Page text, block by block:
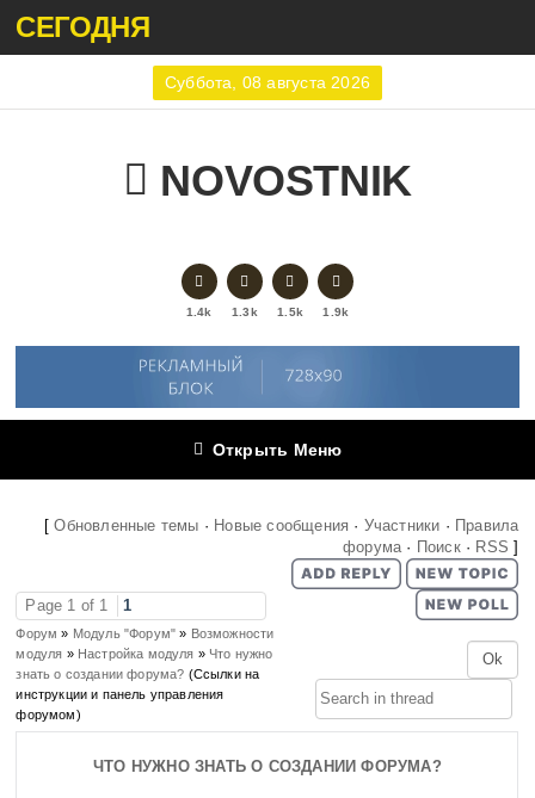
СЕГОДНЯ
Суббота, 08 августа 2026
NOVOSTNIK
1.4k 1.3k 1.5k 1.9k
Открыть Меню
[Обновленные темы · Новые сообщения · Участники · Правила
форума· Поиск· RSS ]
Page 1 of 1 1
Форум » Модуль "Форум" » Возможности
модуля » Настройка модуля » Что нужно
знать о создании форума? (Ссылки на
инструкции и панель управления
форумом)
ЧТО НУЖНО ЗНАТЬ О СОЗДАНИИ ФОРУМА?